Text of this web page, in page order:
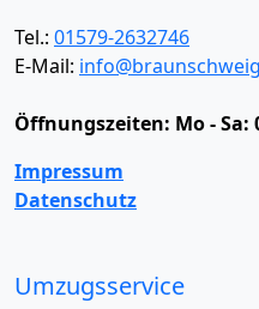
Tel.: 01579-2632746
E-Mail:
Öffnungszeiten: Mo - Sa:
Impressum
Datenschutz
Umzugsservice